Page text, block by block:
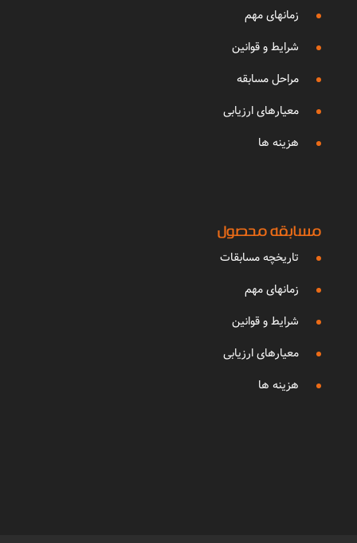
زمانهای مهم
شرایط و قوانین
مراحل مسابقه
معیارهای ارزیابی
هزینه ها
مسابقه محصول
تاریخچه مسابقات
زمانهای مهم
شرایط و قوانین
معیارهای ارزیابی
هزینه ها